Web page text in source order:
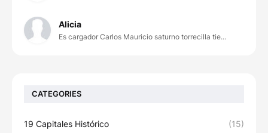
Alicia
Es cargador Carlos Mauricio saturno torrecilla tie...
CATEGORIES
19 Capitales Histórico (15)